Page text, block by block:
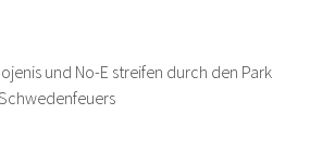
und No-E streifen durch den Park